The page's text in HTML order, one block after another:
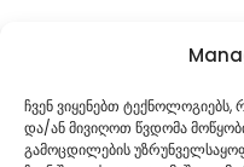
ჩვენ ვიყენებთ ტექნოლოგიებს,
და/ან მივიღოთ წვდომა
გამოცდილების
ფაილის ნახვა
ფაილის ტიპი:pdf
კატეგორია